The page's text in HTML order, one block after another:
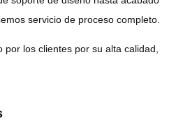
servicio de proceso completo.
por los clientes por su alta calidad,